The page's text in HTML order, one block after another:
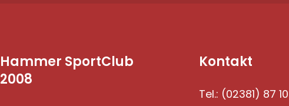
Hammer SportClub
2008
Kontakt
Tel.: (02381) 87